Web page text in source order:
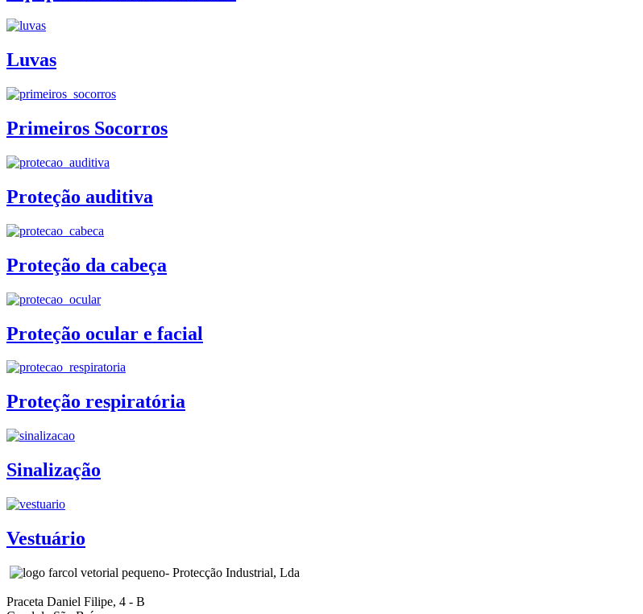
Luvas
Primeiros Socorros
Proteção auditiva
Proteção da cabeça
Proteção ocular e facial
Proteção respiratória
Sinalização
Vestuário
- Protecção Industrial, Lda
Praceta Daniel Filipe, 4 - B